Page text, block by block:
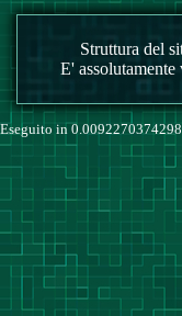
Struttura del
E'
Eseguito in